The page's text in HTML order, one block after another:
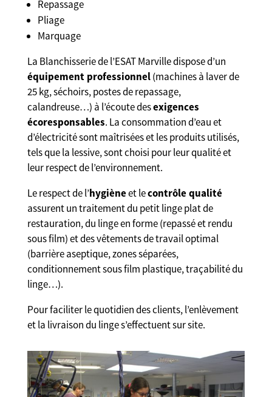
Repassage
Pliage
Marquage
La Blanchisserie de l’ESAT Marville dispose d’un
équipement professionnel(machines à laver de
25 kg, séchoirs, postes de repassage,
calandreuse…) à l’écoute desexigences
écoresponsables. La consommation d’eau et
d’électricité sont maîtrisées et les produits utilisés,
tels que la lessive, sont choisi pour leur qualité et
leur respect de l’environnement.
Le respect de l’hygièneet lecontrôle qualité
assurent un traitement du petit linge plat de
restauration, du linge en forme (repassé et rendu
sous film) et des vêtements de travail optimal
(barrière aseptique, zones séparées,
conditionnement sous film plastique, traçabilité du
linge…).
Pour faciliter le quotidien des clients, l’enlèvement
et la livraison du linge s’effectuent sur site.